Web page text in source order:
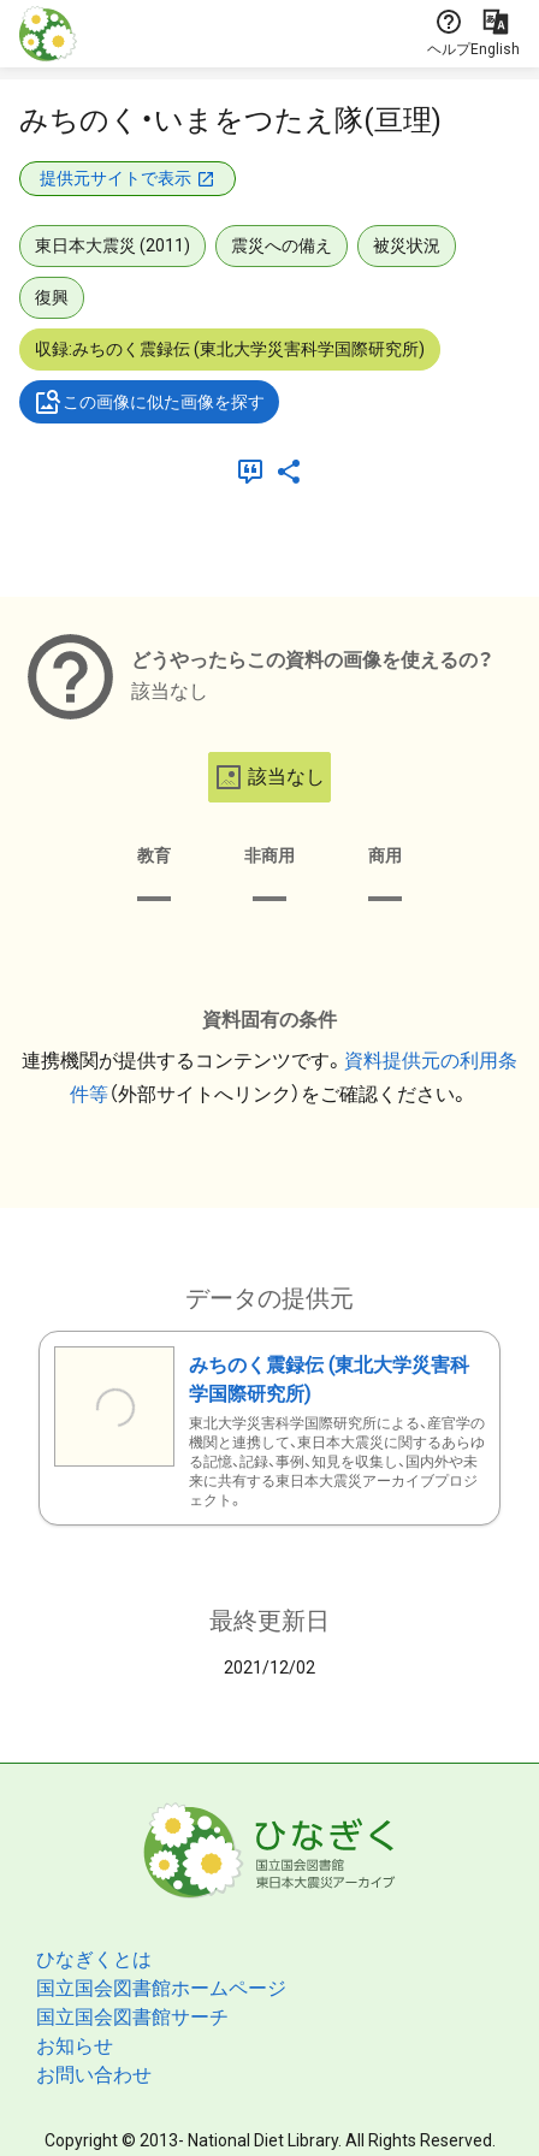
本文に飛ぶ
ヘルプEnglish
みちのく・いまをつたえ隊(亘理)
提供元サイトで表示
東日本大震災 (2011) 震災への備え 被災状況
復興
収録:みちのく震録伝 (東北大学災害科学国際研究所)
この画像に似た画像を探す
どうやったらこの資料の画像を使えるの？
該当なし
該当なし
教育 非商用 商用
資料固有の条件
連携機関が提供するコンテンツです。 資料提供元の利用条
件等（外部サイトへリンク）をご確認ください。
データの提供元
みちのく震録伝 (東北大学災害科
学国際研究所)
東北大学災害科学国際研究所による、産官学の
機関と連携して、東日本大震災に関するあらゆ
る記憶、記録、事例、知見を収集し、国内外や未
来に共有する東日本大震災アーカイブプロジ
ェクト。
最終更新日
2021/12/02
ひなぎくとは
国立国会図書館ホームページ
国立国会図書館サーチ
お知らせ
お問い合わせ
Copyright © 2013- National Diet Library. All Rights Reserved.